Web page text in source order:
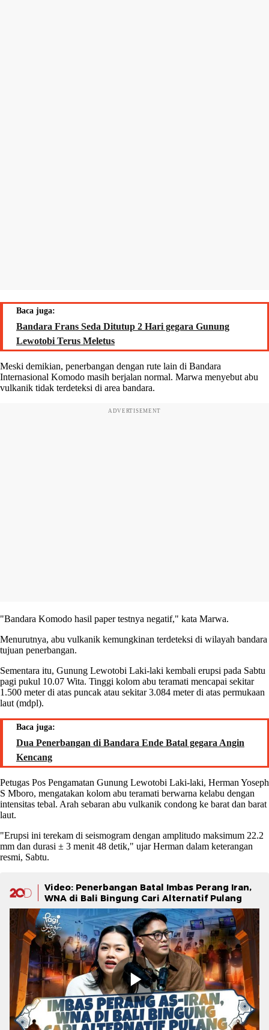
Baca juga:
Bandara Frans Seda Ditutup 2 Hari gegara Gunung
Lewotobi Terus Meletus
Meski demikian, penerbangan dengan rute lain di Bandara
Internasional Komodo masih berjalan normal. Marwa menyebut abu
vulkanik tidak terdeteksi di area bandara.
ADVERTISEMENT
"Bandara Komodo hasil paper testnya negatif," kata Marwa.
Menurutnya, abu vulkanik kemungkinan terdeteksi di wilayah bandara
tujuan penerbangan.
Sementara itu, Gunung Lewotobi Laki-laki kembali erupsi pada Sabtu
pagi pukul 10.07 Wita. Tinggi kolom abu teramati mencapai sekitar
1.500 meter di atas puncak atau sekitar 3.084 meter di atas permukaan
laut (mdpl).
Baca juga:
Dua Penerbangan di Bandara Ende Batal gegara Angin
Kencang
Petugas Pos Pengamatan Gunung Lewotobi Laki-laki, Herman Yoseph
S Mboro, mengatakan kolom abu teramati berwarna kelabu dengan
intensitas tebal. Arah sebaran abu vulkanik condong ke barat dan barat
laut.
"Erupsi ini terekam di seismogram dengan amplitudo maksimum 22.2
mm dan durasi ± 3 menit 48 detik," ujar Herman dalam keterangan
resmi, Sabtu.
Video: Penerbangan Batal Imbas Perang Iran,
WNA di Bali Bingung Cari Alternatif Pulang